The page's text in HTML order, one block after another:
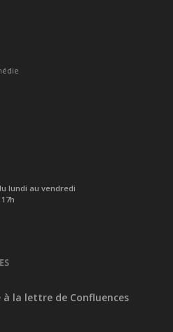
lundi au vendredi
à la lettre de Confluences